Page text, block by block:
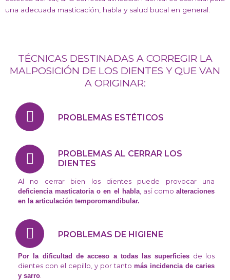
una adecuada masticación, habla y salud bucal en general.
TÉCNICAS DESTINADAS A CORREGIR LA
MALPOSICIÓN DE LOS DIENTES Y QUE VAN
A ORIGINAR:
PROBLEMAS ESTÉTICOS
PROBLEMAS AL CERRAR LOS
DIENTES
Al no cerrar bien los dientes puede provocar una
deficiencia masticatoria o en el habla, así como alteraciones
en la articulación temporomandibular.
PROBLEMAS DE HIGIENE
Por la dificultad de acceso a todas las superficies de los
dientes con el cepillo, y por tanto más incidencia de caries
y sarro